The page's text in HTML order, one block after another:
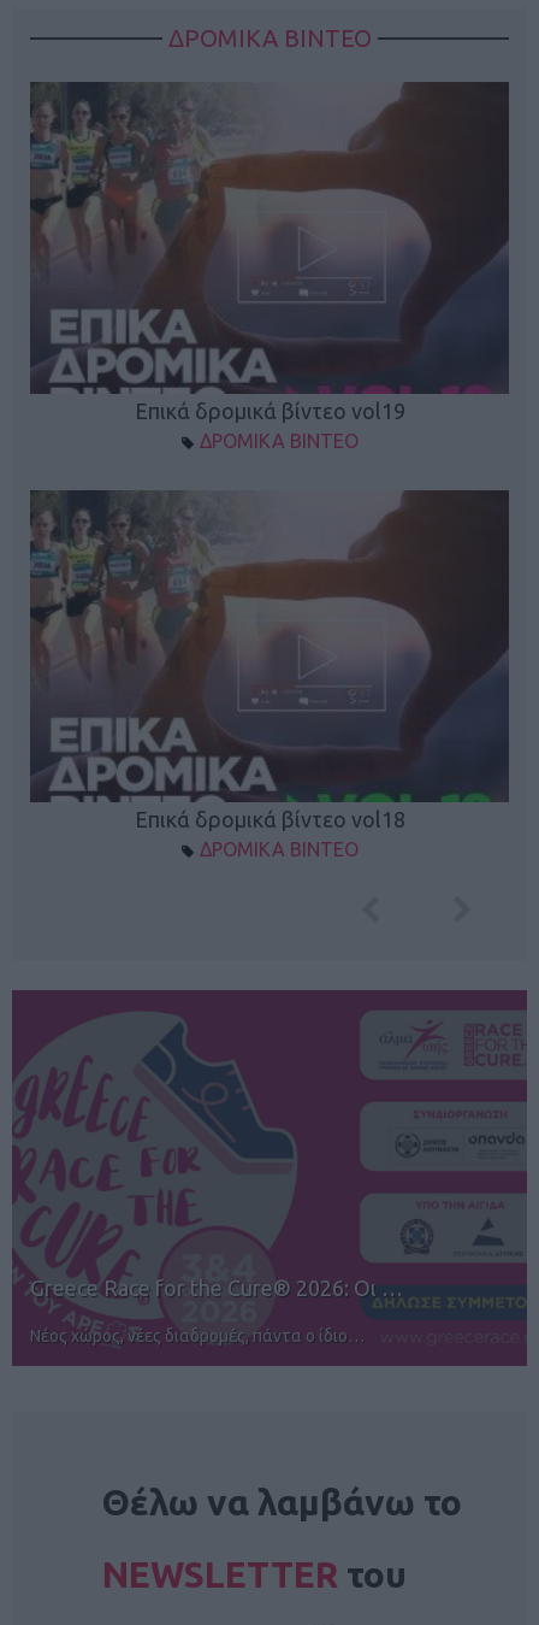
ΔΡΟΜΙΚΑ ΒΙΝΤΕΟ
Επικά δρομικά βίντεο vol19
ΔΡΟΜΙΚΑ ΒΙΝΤΕΟ
Επικά δρομικά βίντεο vol18
ΔΡΟΜΙΚΑ ΒΙΝΤΕΟ
12ος TUI Rhodes Marathon: Άνοιγμα ε…
Αγώνες για όλους στην Ρόδο
Θέλω να λαμβάνω το
NEWSLETTER του